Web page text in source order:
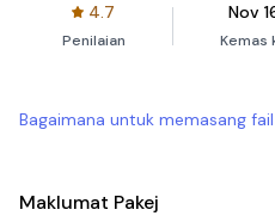
4.7
Penilaian
Nov
Kemas
Bagaimana untuk memasang fail
Maklumat Pakej